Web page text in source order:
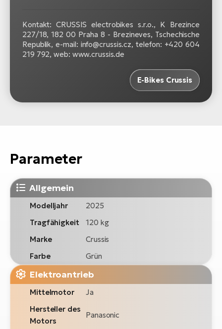
Kontakt: CRUSSIS electrobikes s.r.o., K Brezince
227/18, 182 00 Praha 8 - Brezineves, Tschechische
Republik, e-mail: info@crussis.cz, telefon: +420 604
219 792, web: www.crussis.de
E-Bikes Crussis
Parameter
Allgemein
Modelljahr
2025
Tragfähigkeit
120 kg
Marke
Crussis
Farbe
Grün
Elektroantrieb
Mittelmotor
Ja
Hersteller des
Motors
Panasonic